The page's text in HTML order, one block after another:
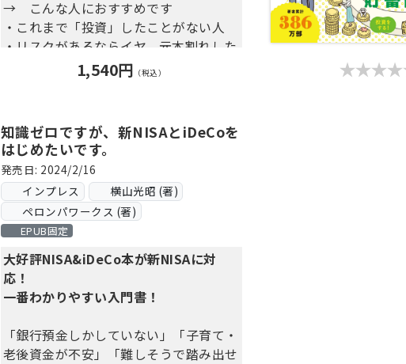
５章 90日たって、投資を始めたいあな
たに
６章 それでも貯められないあなたへ
→ こんな人におすすめです
・これまで「投資」したことがない人
・リスクがあるならイヤ、元本割れした
・だまされるんじゃないかと疑っている
・何から始めればいいかわからない人
・老後が不安だけど何も対策をとってい
ない人
・忙しくて投資について考えるのがめん
どうな人
・お金の問題児だったが、貯金できるよ
うになった人
ハイリスク＆ハイリターンだけが「投
資」ではありません！
た凄腕コンサルタント直伝
好景気のときも不景気のときも、それに
1,540円 （税込）
知識ゼロですが、新NISAとiDeCoを
はじめたいです。
発売日: 2024/2/16
インプレス
横山光昭 (著)
ペロンパワークス (著)
EPUB固定
大好評NISA&iDeCo本が新NISAに対
応！
一番わかりやすい入門書！
「銀行預金しかしていない」「子育て・
老後資金が不安」「難しそうで踏み出せ